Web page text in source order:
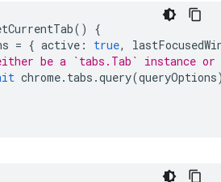
()
{
= { active : true,
be a `tabs.Tab` instance or
chrome. tabs .query(queryOptions